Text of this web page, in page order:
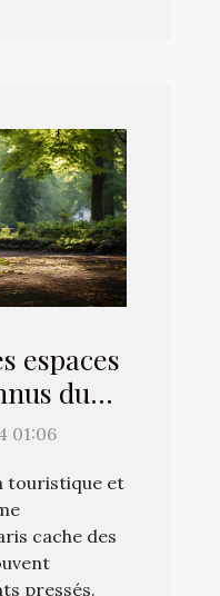
espaces
du
01:06
touristique et
cache des
pressés.